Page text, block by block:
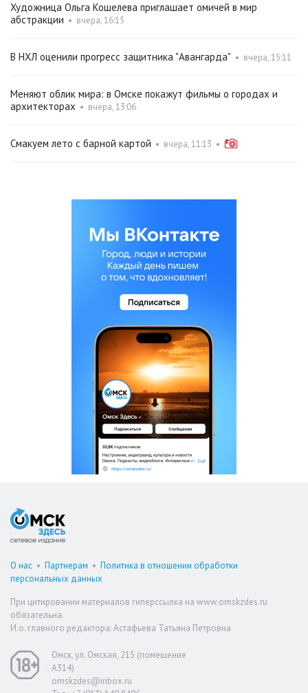
Художница Ольга Кошелева приглашает омичей в мир
абстракции • вчера, 16:15
В НХЛ оценили прогресс защитника "Авангарда" • вчера, 15:11
Меняют облик мира: в Омске покажут фильмы о городах и
архитекторах • вчера, 13:06
Смакуем лето с барной картой • вчера, 11:13 •
О нас • Партнерам • Политика в отношении обработки
персональных данных
При цитировании материалов гиперссылка на www.omskzdes.ru
обязательна.
И.о. главного редактора: Астафьева Татьяна Петровна
Омск, ул. Омская, 215 (помещение
А314)
omskzdes@inbox.ru